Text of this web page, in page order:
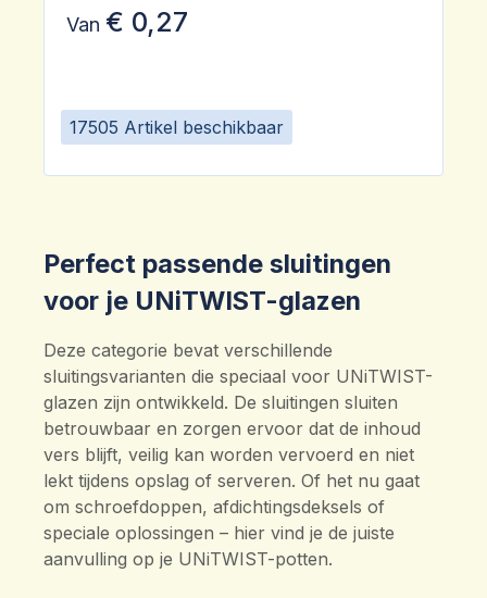
17505 Artikel beschikbaar
Van € 0,27
Perfect passende sluitingen
voor je UNiTWIST-glazen
Deze categorie bevat verschillende
sluitingsvarianten die speciaal voor UNiTWIST-
glazen zijn ontwikkeld. De sluitingen sluiten
betrouwbaar en zorgen ervoor dat de inhoud
vers blijft, veilig kan worden vervoerd en niet
lekt tijdens opslag of serveren. Of het nu gaat
om schroefdoppen, afdichtingsdeksels of
speciale oplossingen – hier vind je de juiste
aanvulling op je UNiTWIST-potten.